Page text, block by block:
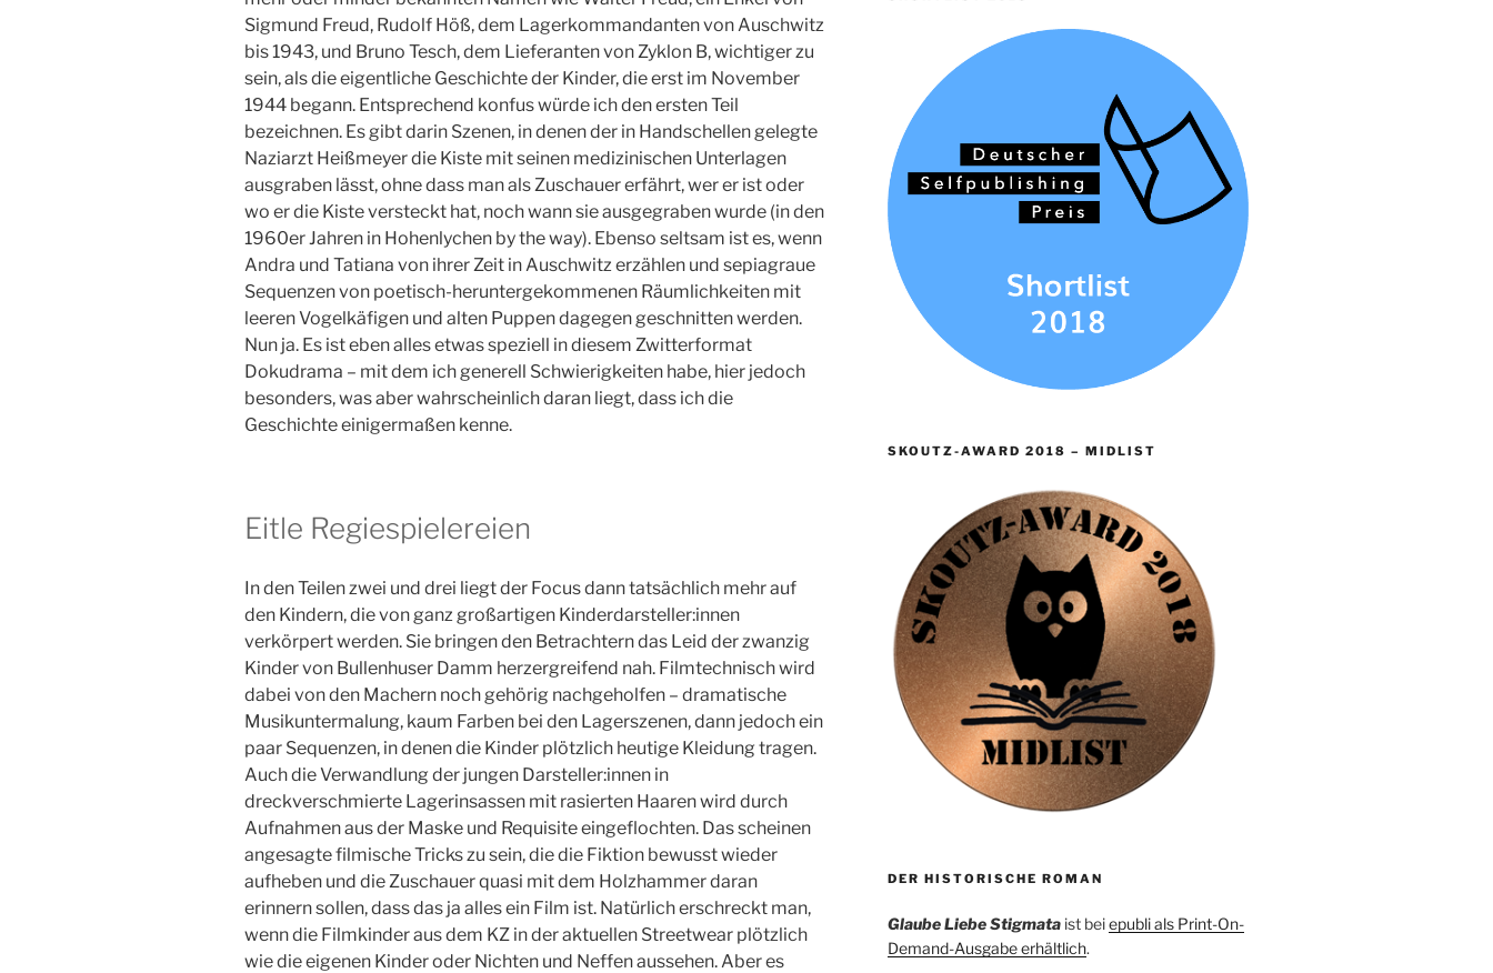
Sigmund Freud, Rudolf Höß, dem Lagerkommandanten von Auschwitz
bis 1943, und Bruno Tesch, dem Lieferanten von Zyklon B, wichtiger zu
sein, als die eigentliche Geschichte der Kinder, die erst im November
1944 begann. Entsprechend konfus würde ich den ersten Teil
bezeichnen. Es gibt darin Szenen, in denen der in Handschellen gelegte
Naziarzt Heißmeyer die Kiste mit seinen medizinischen Unterlagen
ausgraben lässt, ohne dass man als Zuschauer erfährt, wer er ist oder
wo er die Kiste versteckt hat, noch wann sie ausgegraben wurde (in den
1960er Jahren in Hohenlychen by the way). Ebenso seltsam ist es, wenn
Andra und Tatiana von ihrer Zeit in Auschwitz erzählen und sepiagraue
Sequenzen von poetisch-heruntergekommenen Räumlichkeiten mit
leeren Vogelkäfigen und alten Puppen dagegen geschnitten werden.
Nun ja. Es ist eben alles etwas speziell in diesem Zwitterformat
Dokudrama – mit dem ich generell Schwierigkeiten habe, hier jedoch
besonders, was aber wahrscheinlich daran liegt, dass ich die
Geschichte einigermaßen kenne.
Eitle Regiespielereien
In den Teilen zwei und drei liegt der Focus dann tatsächlich mehr auf
den Kindern, die von ganz großartigen Kinderdarsteller:innen
verkörpert werden. Sie bringen den Betrachtern das Leid der zwanzig
Kinder von Bullenhuser Damm herzergreifend nah. Filmtechnisch wird
dabei von den Machern noch gehörig nachgeholfen – dramatische
Musikuntermalung, kaum Farben bei den Lagerszenen, dann jedoch ein
paar Sequenzen, in denen die Kinder plötzlich heutige Kleidung tragen.
Auch die Verwandlung der jungen Darsteller:innen in
dreckverschmierte Lagerinsassen mit rasierten Haaren wird durch
Aufnahmen aus der Maske und Requisite eingeflochten. Das scheinen
angesagte filmische Tricks zu sein, die die Fiktion bewusst wieder
aufheben und die Zuschauer quasi mit dem Holzhammer daran
erinnern sollen, dass das ja alles ein Film ist. Natürlich erschreckt man,
wenn die Filmkinder aus dem KZ in der aktuellen Streetwear plötzlich
wie die eigenen Kinder oder Nichten und Neffen aussehen. Aber es
SKOUTZ-AWARD 2018 – MIDLIST
DER HISTORISCHE ROMAN
Glaube Liebe Stigmataist beiepubli als Print-On-
Demand-Ausgabe erhältlich.